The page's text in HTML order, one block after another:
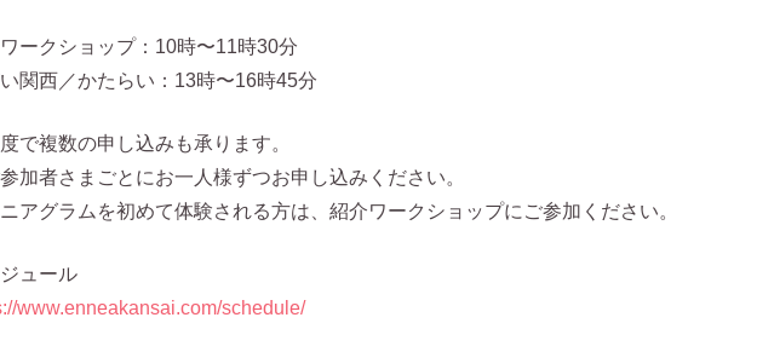
ークショップ：10時〜11時30分
関西／かたらい：13時〜16時45分
で複数の申し込みも承ります。
加者さまごとにお一人様ずつお申し込みください。
アグラムを初めて体験される方は、紹介ワークショップにご参加ください。
ュール
www.enneakansai.com/schedule/